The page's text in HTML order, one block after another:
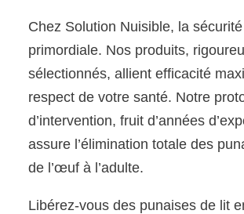
Chez Solution Nuisible, la
primordiale. Nos produits,
sélectionnés, allient efficacité
respect de votre santé. Notre
d’intervention, fruit d’années
assure l’élimination totale des
de l’œuf à l’adulte.
Libérez-vous des punaises de lit